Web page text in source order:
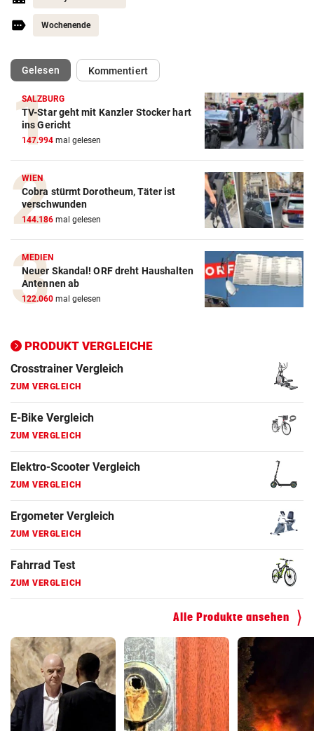
Wochenende
Gelesen(ausgewählt)Kommentiert
SALZBURG
TV-Star geht mit Kanzler Stocker hart
ins Gericht
147.994 mal gelesen
WIEN
Cobra stürmt Dorotheum, Täter ist
verschwunden
144.186 mal gelesen
MEDIEN
Neuer Skandal! ORF dreht Haushalten
Antennen ab
122.060 mal gelesen
PRODUKT VERGLEICHE
Action-Cam Vergleich
Crosstrainer Vergleich
ZUM VERGLEICH
E-Bike Vergleich
ZUM VERGLEICH
Elektro-Scooter Vergleich
ZUM VERGLEICH
ZUM VERGLEICH
Fahrrad Test
ZUM VERGLEICH
Fahrradanhänger Vergleich
ZUM VERGLEICH
Faszienrolle Vergleich
ZUM VERGLEICH
Hoverboard Vergleich
ZUM VERGLEICH
Kinderfahrrad Vergleich
ZUM VERGLEICH
Alle Produkte ansehen